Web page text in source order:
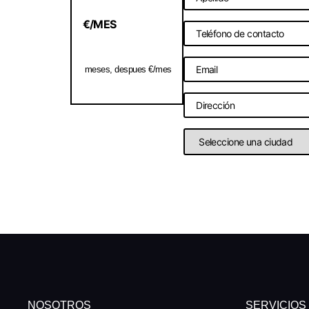
€/MES
meses, despues €/mes
NOSOTROS SERVICIOS